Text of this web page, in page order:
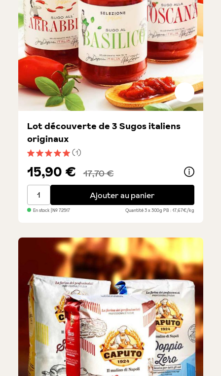
Note moyenne de 5 sur 5 étoiles
(1)
Lot découverte de 3 Sugos italiens
originaux
15,90 € 17,70 €
Lot découverte de 3 Sugos italiens originaux
Ajouter au panier
En stock | №72517 Quantité3 x 300gPB : 17,67€/kg